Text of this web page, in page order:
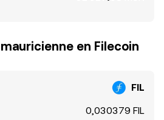
en Filecoin
FIL
0,030379 FIL